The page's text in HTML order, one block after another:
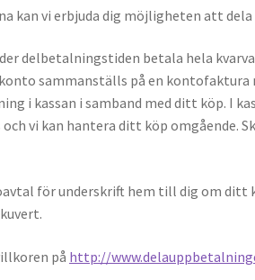
kan vi erbjuda dig möjligheten att
delbetalningstiden betala hela
sammanställs på en kontofaktura
i kassan i samband med ditt köp. I
vi kan hantera ditt köp omgående.
för underskrift hem till dig om ditt
på http://